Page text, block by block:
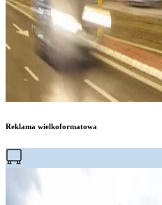
Reklama wielkoformatowa